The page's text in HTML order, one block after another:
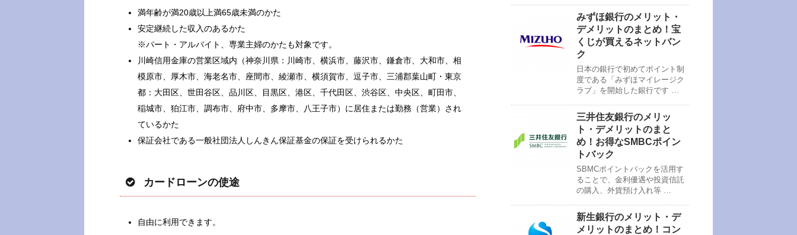
満年齢が満20歳以上満65歳未満のかた
安定継続した収入のあるかた
※パート・アルバイト、専業主婦のかたも対象です。
川崎信用金庫の営業区域内（神奈川県：川崎市、横浜市、藤沢市、鎌倉市、大和市、相
模原市、厚木市、海老名市、座間市、綾瀬市、横須賀市、逗子市、三浦郡葉山町・東京
都：大田区、世田谷区、品川区、目黒区、港区、千代田区、渋谷区、中央区、町田市、
稲城市、狛江市、調布市、府中市、多摩市、八王子市）に居住または勤務（営業）され
ているかた
保証会社である一般社団法人しんきん保証基金の保証を受けられるかた
カードローンの使途
自由に利用できます。
みずほ銀行のメリット・
デメリットのまとめ！宝
くじが買えるネットバン
ク
日本の銀行で初めてポイント制
度である「みずほマイレージク
ラブ」を開始した銀行です …
三井住友銀行のメリッ
ト・デメリットのまと
め！お得なSMBCポイン
トバック
SBMCポイントバックを活用す
ることで、金利優遇や投資信託
の購入、外貨預け入れ等 …
新生銀行のメリット・デ
メリットのまとめ！コン